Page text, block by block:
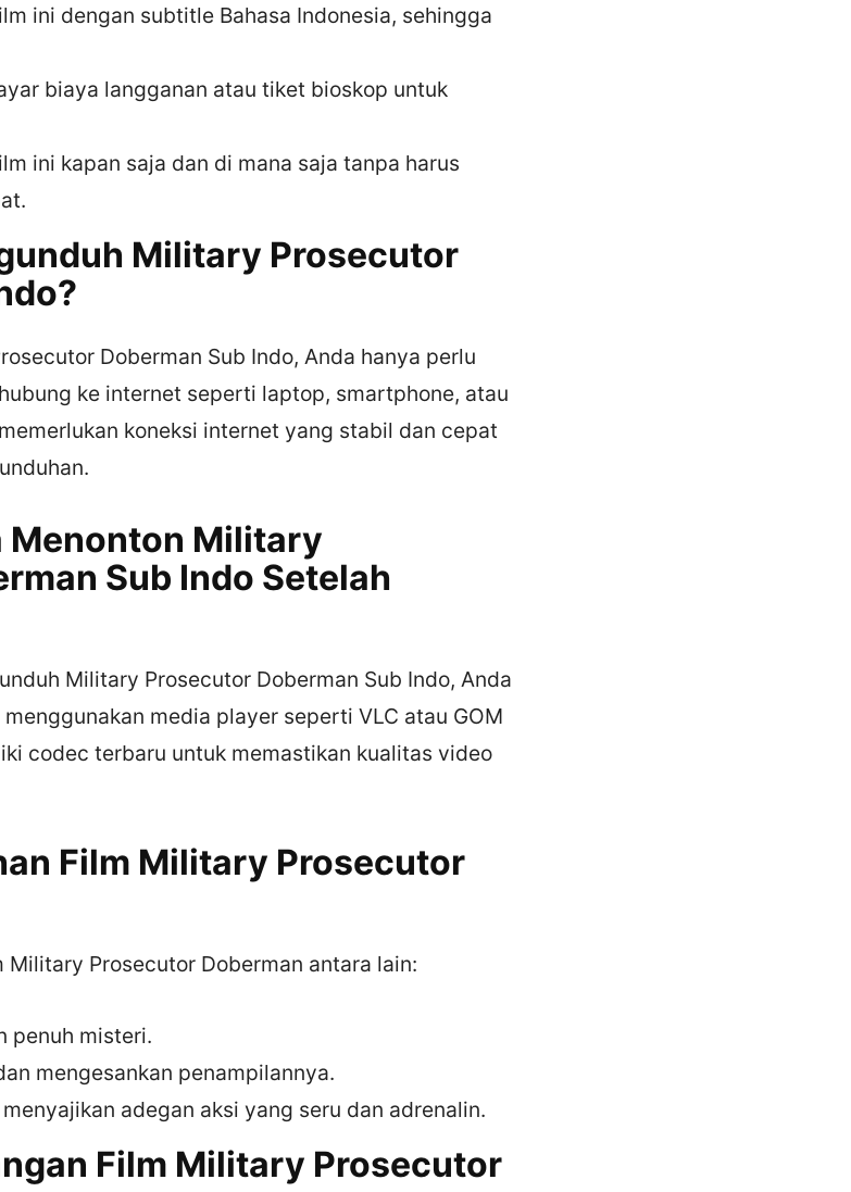
ini dengan subtitle Bahasa Indonesia, sehingga
biaya langganan atau tiket bioskop untuk
ini kapan saja dan di mana saja tanpa harus
Military Prosecutor
Doberman Sub Indo, Anda hanya perlu
ke internet seperti laptop, smartphone, atau
koneksi internet yang stabil dan cepat
Menonton Military
Sub Indo Setelah
Military Prosecutor Doberman Sub Indo, Anda
media player seperti VLC atau GOM
codec terbaru untuk memastikan kualitas video
Film Military Prosecutor
Prosecutor Doberman antara lain:
penuh misteri.
mengesankan penampilannya.
adegan aksi yang seru dan adrenalin.
Film Military Prosecutor